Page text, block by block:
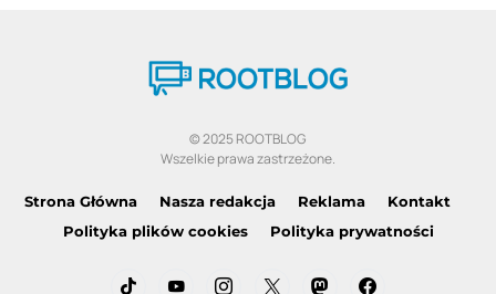
© 2025 ROOTBLOG
Wszelkie prawa zastrzeżone.
Strona Główna Nasza redakcja Reklama
Kontakt
Polityka plików cookies
Polityka prywatności